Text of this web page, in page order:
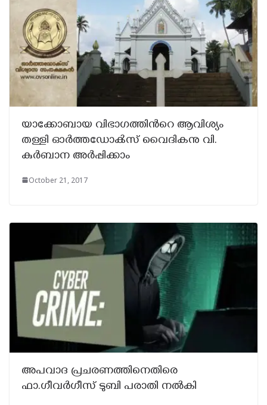
യാക്കോബായ വിഭാഗത്തിന്‍റെ ആവിശ്യം
തള്ളി ഓര്‍ത്തഡോക്‍സ്‌ വൈദികനു വി.
കുർബാന അർപ്പിക്കാം
October 21, 2017
അപവാദ പ്രചരണത്തിനെതിരെ
ഫാ.ഗീവർഗീസ് ടുബി പരാതി നൽകി